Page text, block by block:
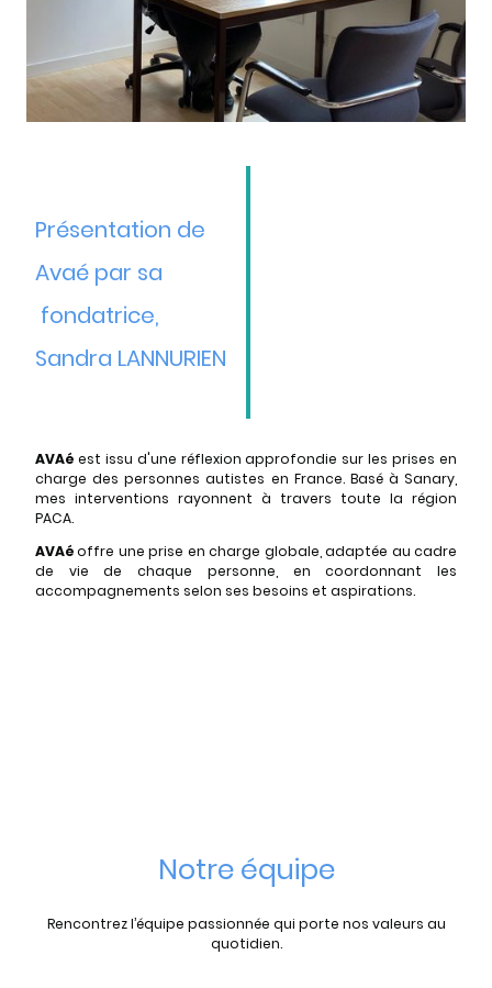
Présentation de
Avaé par sa
fondatrice,
Sandra LANNURIEN
AVAé est issu d'une réflexion approfondie sur les prises en
charge des personnes autistes en France. Basé à Sanary,
mes interventions rayonnent à travers toute la région
PACA.
AVAéoffre une prise en charge globale, adaptée au cadre
de vie de chaque personne, en coordonnant les
accompagnements selon ses besoins et aspirations.
Notre équipe
Rencontrez l’équipe passionnée qui porte nos valeurs au
quotidien.